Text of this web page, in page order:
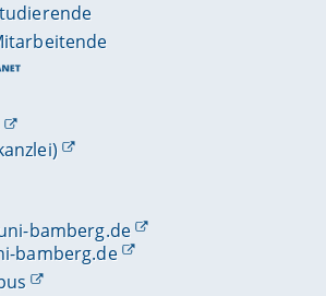
bamberg.de
bamberg.de